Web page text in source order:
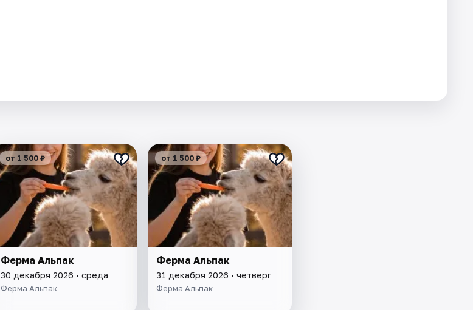
от 1 500 ₽
Ферма Альпак
30 декабря 2026 • среда
Ферма Альпак
от 1 500 ₽
Ферма Альпак
31 декабря 2026 • четверг
Ферма Альпак